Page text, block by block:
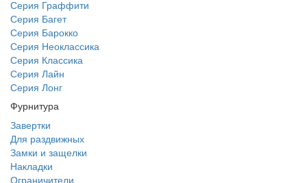
Серия Граффити
Серия Багет
Серия Барокко
Серия Неоклассика
Серия Классика
Серия Лайн
Серия Лонг
Фурнитура
Завертки
Для раздвижных
Замки и защелки
Накладки
Ограничители